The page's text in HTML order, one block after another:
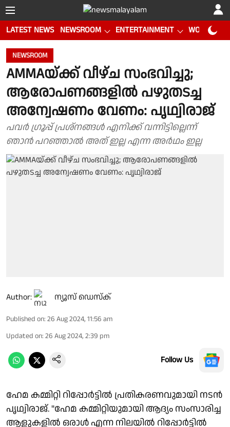
LATEST NEWS NEWSROOM ENTERTAINMENT WORLD CUP
NEWSROOM
AMMAയ്ക്ക് വീഴ്ച സംഭവിച്ചു;
ആരോപണങ്ങളിൽ പഴുതടച്ച
അന്വേഷണം വേണം: പൃഥ്വിരാജ്
പവർ ഗ്രൂപ്പ് പ്രശ്നങ്ങൾ എനിക്ക് വന്നിട്ടില്ലെന്ന്
ഞാൻ പറഞ്ഞാൽ അത് ഇല്ല എന്ന അർഥം ഇല്ല
Author: ന്യൂസ് ഡെസ്ക്
Published on: 26 Aug 2024, 11:56 am
Updated on: 26 Aug 2024, 2:39 pm
Follow Us
ഹേമ കമ്മിറ്റി റിപ്പോർട്ടിൽ പ്രതികരണവുമായി നടൻ
പൃഥ്വിരാജ്. "ഹേമ കമ്മിറ്റിയുമായി ആദ്യം സംസാരിച്ച
ആളുകളിൽ ഒരാൾ എന്ന നിലയിൽ റിപ്പോർട്ടിൽ